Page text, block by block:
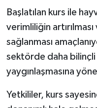
Başlatılan kurs ile
verimliliğin artırılması
sağlanması
sektörde daha bilinçli
yaygınlaşmasına
Yetkililer, kurs